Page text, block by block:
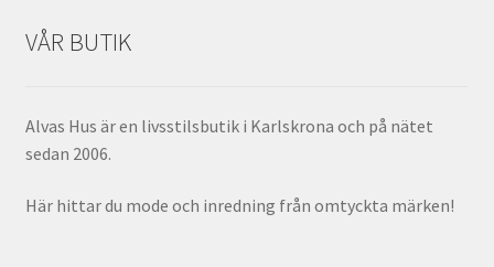
VÅR BUTIK
Alvas Hus är en livsstilsbutik i Karlskrona och på nätet
sedan 2006.
Här hittar du mode och inredning från omtyckta märken!